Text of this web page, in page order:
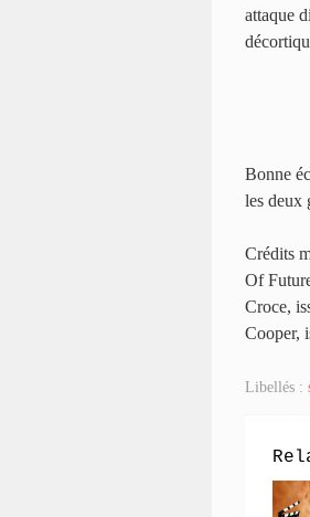
attaque
Bonne
les deux
Crédits
Of
Croce,
Cooper,
Libellés :